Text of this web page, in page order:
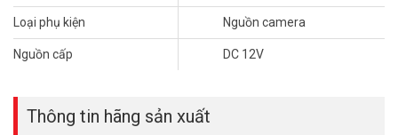
Tham khảo các kênh thông tin khác tại Vuhoangtelecom:
–
Facebook:
https://www.facebook.com/phanphoicameratoanquoc/
– Youtube:
Loại phụ kiện Nguồn camera
Nguồn cấp DC 12V
Thông tin hãng sản xuất